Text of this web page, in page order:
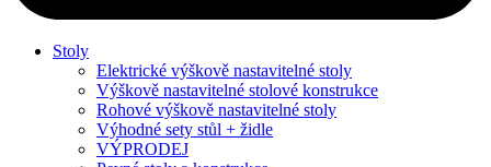
Stoly
Elektrické výškově nastavitelné stoly
Výškově nastavitelné stolové konstrukce
Rohové výškově nastavitelné stoly
Výhodné sety stůl + židle
VÝPRODEJ